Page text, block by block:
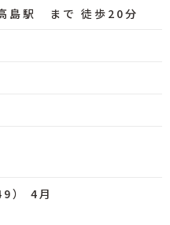
島駅 まで 徒歩20分
） 4月